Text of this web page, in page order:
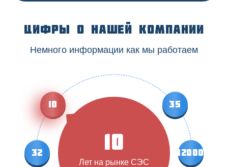
Цифры о нашей компании
Немного информации как мы работаем
10 35
12000
32 10
Лет на рынке СЭС